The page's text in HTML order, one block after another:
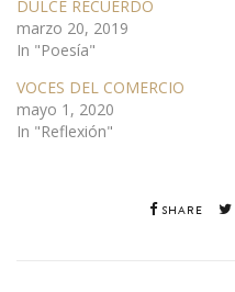
DULCE RECUERDO
marzo 20, 2019
In "Poesía"
VOCES DEL COMERCIO
mayo 1, 2020
In "Reflexión"
SHARE